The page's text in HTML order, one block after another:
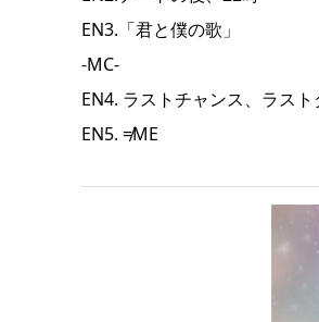
EN3.「君と僕の歌」
-MC-
EN4. ラストチャンス、ラスト
EN5. ≠ME